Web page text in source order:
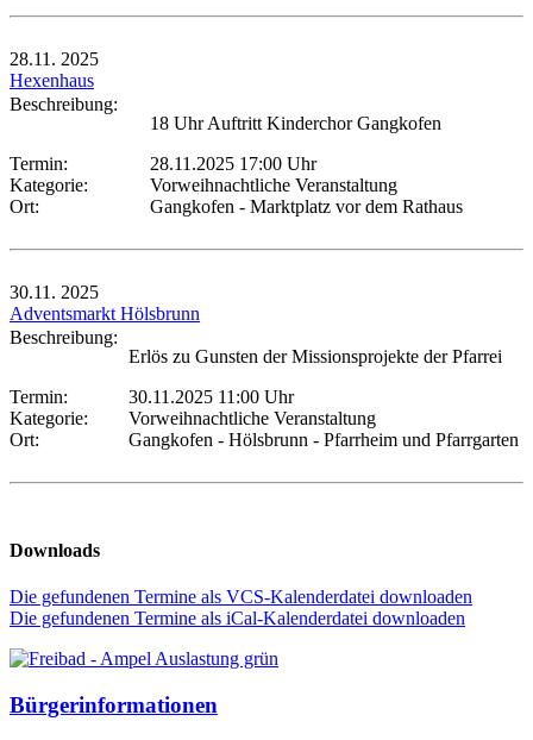
28.11. 2025
Hexenhaus
Beschreibung:
18 Uhr Auftritt Kinderchor Gangkofen
Termin:
28.11.2025 17:00 Uhr
Kategorie:
Vorweihnachtliche Veranstaltung
Ort:
Gangkofen - Marktplatz vor dem Rathaus
30.11. 2025
Adventsmarkt Hölsbrunn
Beschreibung:
Erlös zu Gunsten der Missionsprojekte der Pfarrei
Termin:
30.11.2025 11:00 Uhr
Kategorie:
Vorweihnachtliche Veranstaltung
Ort:
Gangkofen - Hölsbrunn - Pfarrheim und Pfarrgarten
Downloads
Die gefundenen Termine als VCS-Kalenderdatei downloaden
Die gefundenen Termine als iCal-Kalenderdatei downloaden
Bürgerinformationen